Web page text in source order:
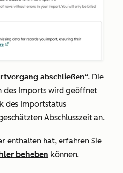
abschließen“. Die
des Imports wird geöffnet
des Importstatus
Abschlusszeit an.
enthalten hat, erfahren Sie
beheben können.